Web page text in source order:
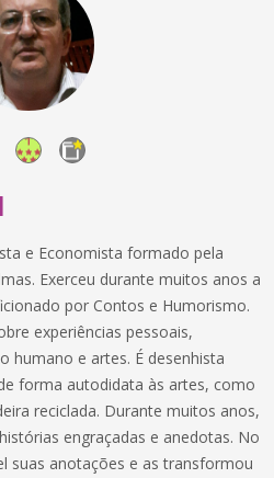
e Economista formado pela
Exerceu durante muitos anos a
por Contos e Humorismo.
experiências pessoais,
humano e artes. É desenhista
forma autodidata às artes, como
reciclada. Durante muitos anos,
engraçadas e anedotas. No
suas anotações e as transformou